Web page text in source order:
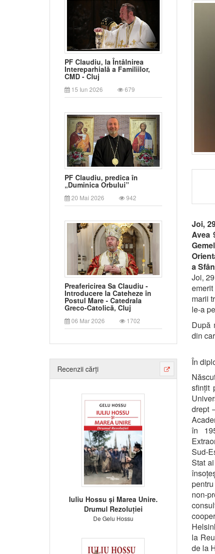
PF Claudiu, la Întâlnirea
Intereparhială a Familiilor,
CMD - Cluj
15 Iun 2026 679
PF Claudiu, predica în
„Duminica Orbului”
20 Mai 2026 942
Preafericirea Sa Claudiu -
Introducere la Cateheze în
Postul Mare - Catedrala
Greco-Catolică, Cluj
06 Mar 2026 1702
Recenzii cărți
Iuliu Hossu și Marea Unire.
Drumul Rezoluției
De Gelu Hossu
Joi,
Avea
a
Joi,
marii
le-a
După
din
În
sfințit
drept
în
Sud-
Stat
non-
la
de la